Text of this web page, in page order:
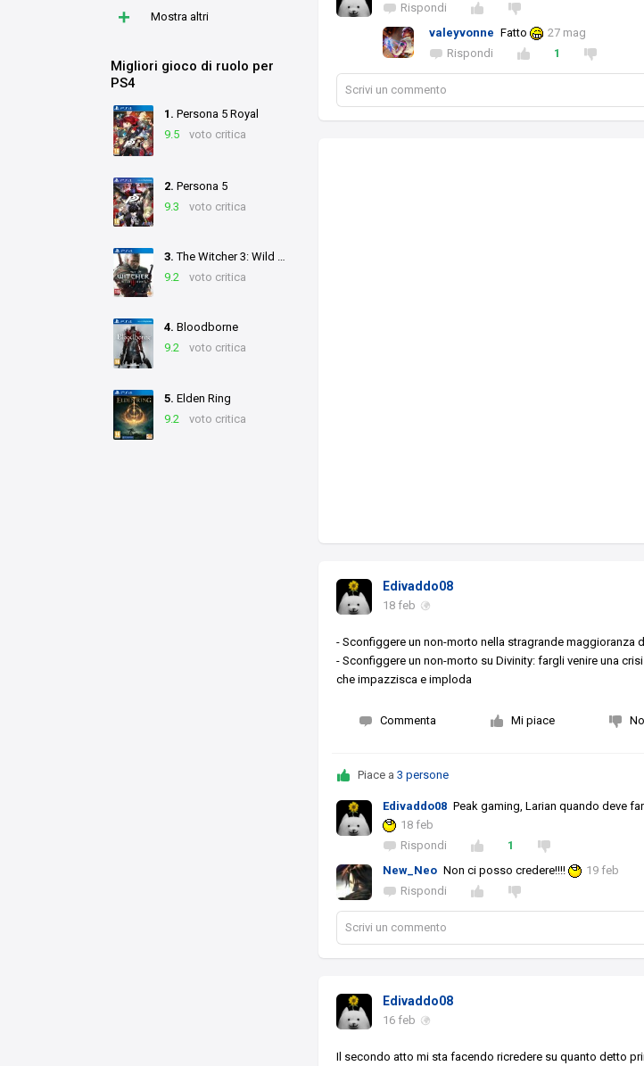
+ Mostra altri
Migliori gioco di ruolo per
PS4
1. Persona 5 Royal
9.5
voto critica
2. Persona 5
9.3
voto critica
3. The Witcher 3: Wild Hunt
9.2
voto critica
4. Bloodborne
9.2
voto critica
5. Elden Ring
9.2
voto critica
Rispondi
valeyvonne Fatto
27 mag
Rispondi
1
Scrivi un commento
Edivaddo08
18 feb
- Sconfiggere un non-morto nella stragrande maggioranza
- Sconfiggere un non-morto su Divinity: fargli venire una
che impazzisca e imploda
Commenta Mi piace
Piace a3 persone
Edivaddo08 Peak gaming, Larian quando deve
18 feb
Rispondi
1
New_Neo Non ci posso credere!!!!
19 feb
Rispondi
Scrivi un commento
Edivaddo08
16 feb
Il secondo atto mi sta facendo ricredere su quanto detto